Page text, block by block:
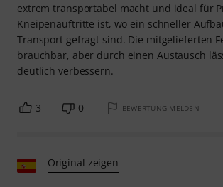
extrem transportabel macht und ideal für
Kneipenauftritte ist, wo ein schneller
Transport gefragt sind. Die mitgelieferten
brauchbar, aber durch einen Austausch
deutlich verbessern.
3 0 BEWERTUNG MELDEN
Original zeigen